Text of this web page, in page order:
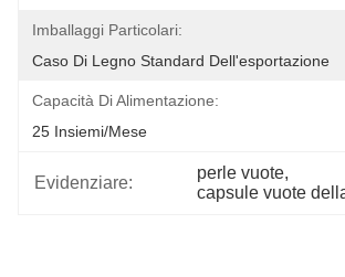
Imballaggi Particolari:
Caso Di Legno Standard Dell'esportazione
Capacità Di Alimentazione:
25 Insiemi/mese
Evidenziare:
perle vuote,
capsule vuote